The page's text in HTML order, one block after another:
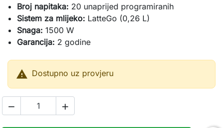
Broj napitaka: 20 unaprijed programiranih
Sistem za mlijeko: LatteGo (0,26 L)
Snaga: 1500 W
Garancija: 2 godine
 Dostupno uz provjeru
 